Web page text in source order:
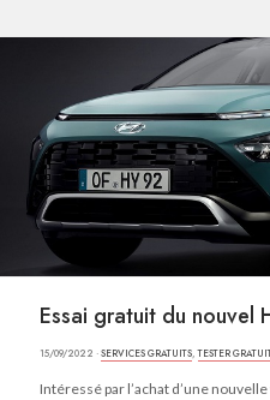
Essai gratuit du nouvel
15/09/2022 ·SERVICES GRATUITS,TESTER
Intéressé par l’achat d’une